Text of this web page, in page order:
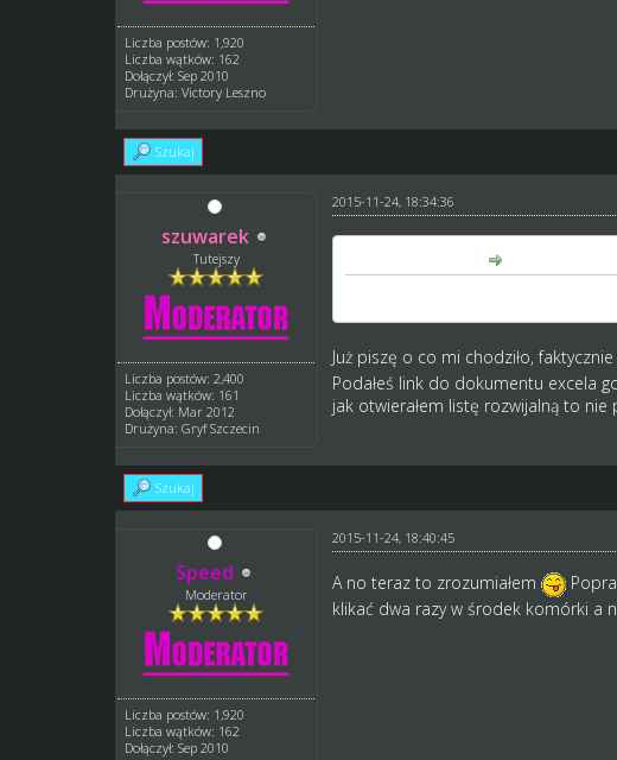
Liczba postów: 1,920
Liczba wątków: 162
Dołączył: Sep 2010
Drużyna: Victory Leszno
Szukaj
szuwarek
Tutejszy
Liczba postów: 2,400
Liczba wątków: 161
Dołączył: Mar 2012
Drużyna: Gryf Szczecin
2015-11-24, 18:34:36
Już piszę o co mi chodziło,
Podałeś link do dokumentu excela
jak otwierałem listę rozwijalną to nie
Szukaj
Speed
Moderator
Liczba postów: 1,920
Liczba wątków: 162
Dołączył: Sep 2010
2015-11-24, 18:40:45
A no teraz to zrozumiałem
klikać dwa razy w środek komórki a